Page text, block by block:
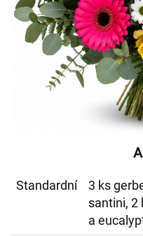
Standardní
3 ks
santini, 2
a